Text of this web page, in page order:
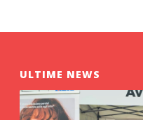
ULTIME NEWS